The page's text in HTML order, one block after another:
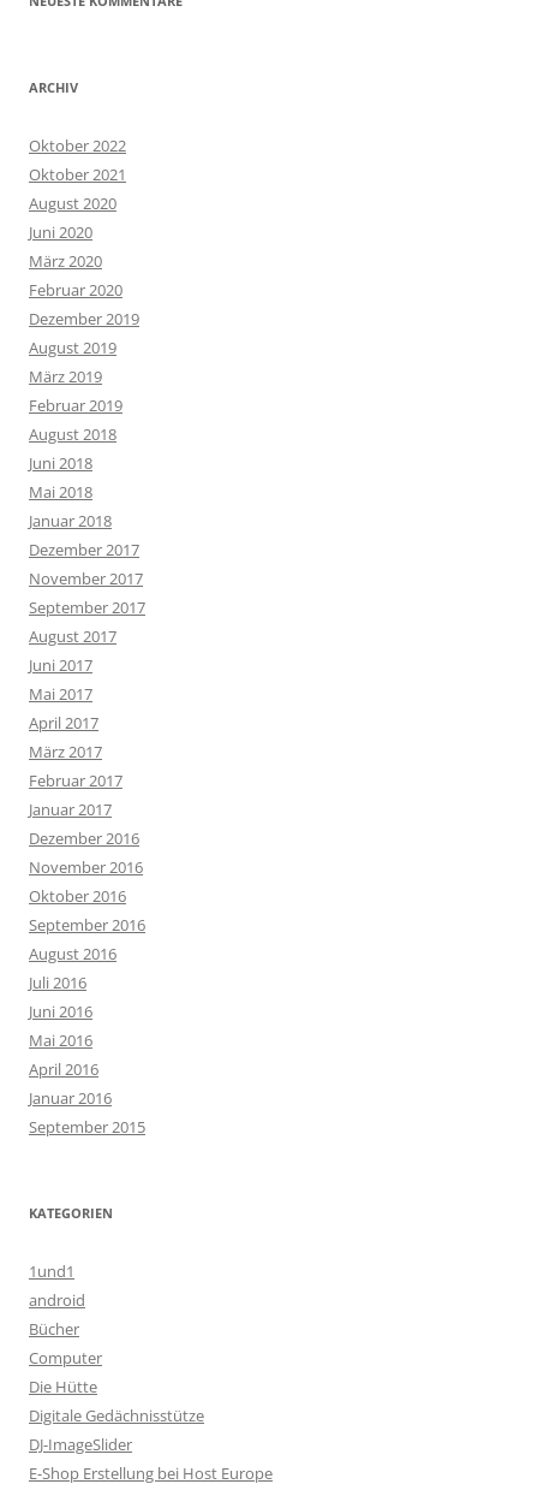
ARCHIV
Oktober 2022
Oktober 2021
August 2020
Juni 2020
März 2020
Februar 2020
Dezember 2019
August 2019
März 2019
Februar 2019
August 2018
Juni 2018
Mai 2018
Januar 2018
Dezember 2017
November 2017
September 2017
August 2017
Juni 2017
Mai 2017
April 2017
März 2017
Februar 2017
Januar 2017
Dezember 2016
November 2016
Oktober 2016
September 2016
August 2016
Juli 2016
Juni 2016
Mai 2016
April 2016
Januar 2016
September 2015
KATEGORIEN
1und1
android
Bücher
Computer
Die Hütte
Digitale Gedächnisstütze
DJ-ImageSlider
E-Shop Erstellung bei Host Europe